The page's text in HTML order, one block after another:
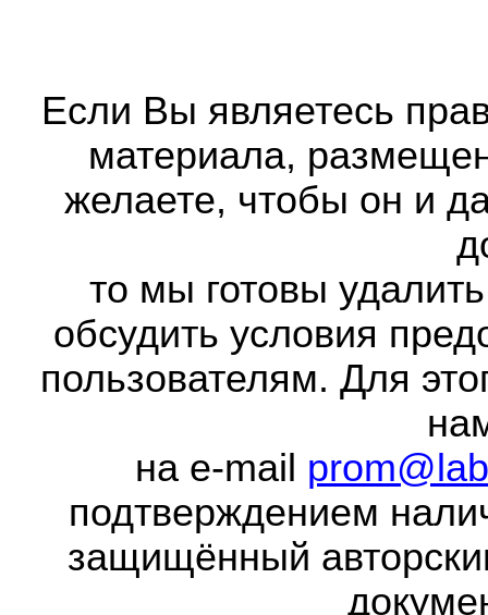
Если Вы являетесь
материала,
желаете, чтобы он и
то мы готовы
обсудить условия
пользователям. Для
на e-mail
подтверждением
защищённый